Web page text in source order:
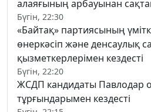
алаяғының арбауынан
Бүгін, 22:30
«Байтақ» партиясының
өнеркәсіп және денсаулық
қызметкерлерімен кездесті
Бүгін, 22:20
ЖСДП кандидаты Павлодар
тұрғындарымен кездесті